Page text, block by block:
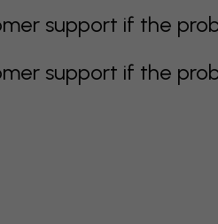
support if the
support if the